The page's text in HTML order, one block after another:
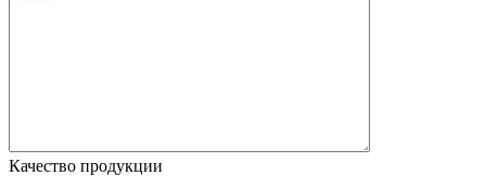
Качество продукции